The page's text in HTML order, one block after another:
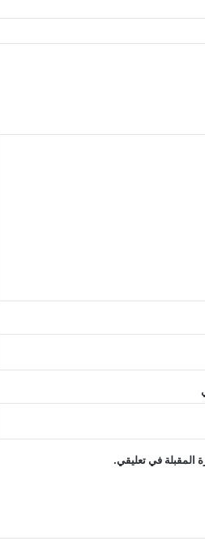
المقبلة في تعليقي.